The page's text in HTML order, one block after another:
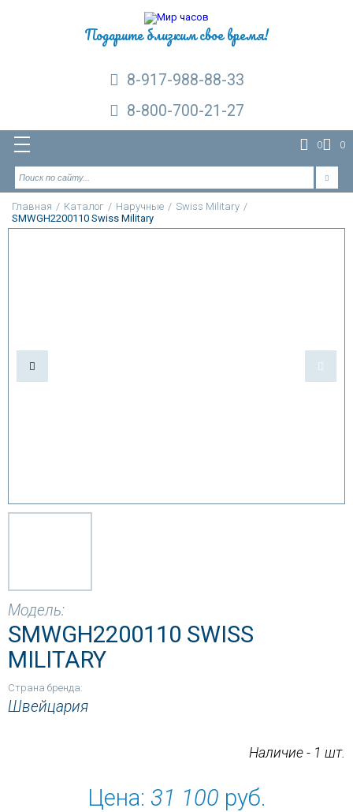
Подарите близким свое время!
8-917-988-88-33
8-800-700-21-27
0 0
Главная / Каталог / Наручные / Swiss Military /
SMWGH2200110 Swiss Military
Модель:
SMWGH2200110 SWISS
MILITARY
Страна бренда:
Швейцария
Наличие - 1 шт.
Цена: 31 100 руб.